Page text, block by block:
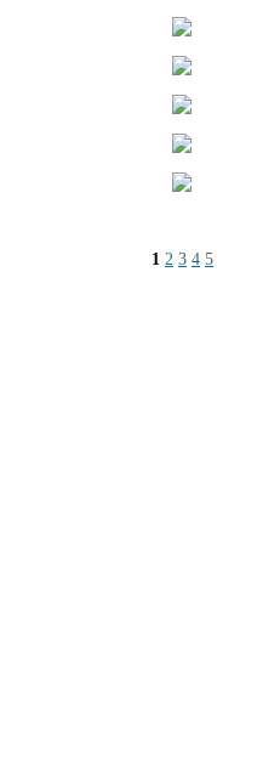
1 2 3 4 5